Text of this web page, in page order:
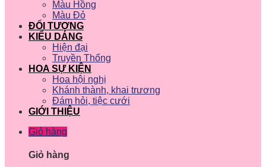
Màu Hồng
Màu Đỏ
ĐỐI TƯỢNG
KIỂU DÁNG
Hiện đại
Truyền Thống
HOA SỰ KIỆN
Hoa hội nghị
Khánh thành, khai trương
Đám hỏi, tiệc cưới
GIỚI THIỆU
Giỏ hàng
Giỏ hàng